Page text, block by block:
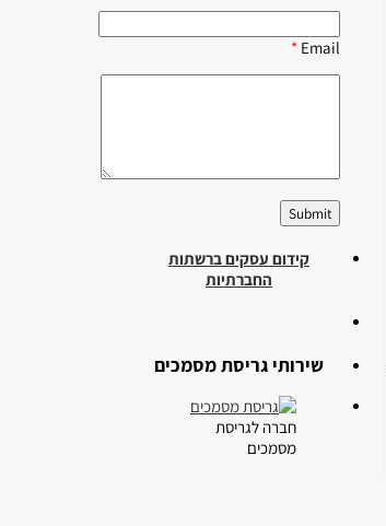
Email
*
קידום עסקים ברשתות
החברתיות
שירותי גריסת מסמכים
חברה לגריסת
מסמכים